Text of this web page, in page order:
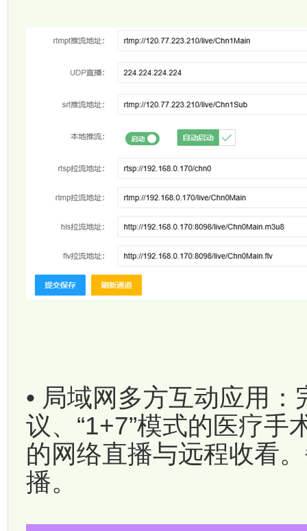
• 局域网多方互动应用
议、“1+7”模式的医疗手
的网络直播与远程收看
播。